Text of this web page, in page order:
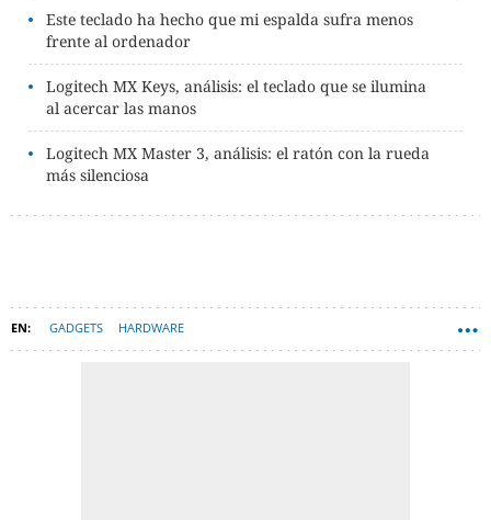
Este teclado ha hecho que mi espalda sufra menos
frente al ordenador
Logitech MX Keys, análisis: el teclado que se ilumina
al acercar las manos
Logitech MX Master 3, análisis: el ratón con la rueda
más silenciosa
GADGETS HARDWARE